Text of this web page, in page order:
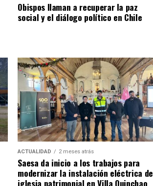
Obispos llaman a recuperar la paz
social y el diálogo político en Chile
ACTUALIDAD 2 meses atrás
Saesa da inicio a los trabajos para
modernizar la instalación eléctrica de
iglesia patrimonial en Villa Quinchao